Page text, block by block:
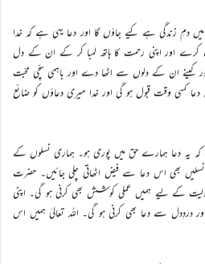
دمِ زندگی ہے کیے جاؤں گا اور دعا یہی ہے کہ خدا
اور اپنی رحمت کا ہاتھ لمبا کر کے ان کے دل
کینے ان کے دلوں سے اٹھا دے اور باہمی سچّی محبّت
کسی وقت قبول ہو گی اور خدا میری دعاؤں کو ضائع
کہ یہ دعا ہمارے حق میں پوری ہو۔ ہماری نسلوں کے
بھی اس دعا سے فیض اٹھاتی چلی جائیں۔ حضرت
قبولیت کے لیے ہمیں عملی کوشش بھی کرنی ہو گی۔ اپنی
دردِدل سے دعا بھی کرنی ہو گی۔ اللہ تعالیٰ ہمیں اس